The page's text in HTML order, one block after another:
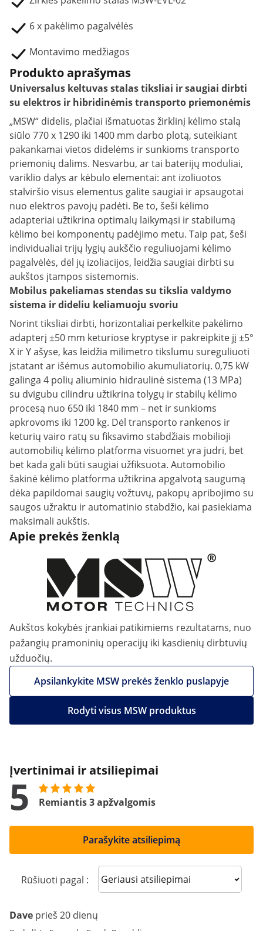
6 x pakėlimo pagalvėlės
Montavimo medžiagos
Produkto aprašymas
Universalus keltuvas stalas tiksliai ir saugiai dirbti
su elektros ir hibridinėmis transporto priemonėmis
„MSW“ didelis, plačiai išmatuotas žirklinį kėlimo stalą
siūlo 770 x 1290 iki 1400 mm darbo plotą, suteikiant
pakankamai vietos didelėms ir sunkioms transporto
priemonių dalims. Nesvarbu, ar tai baterijų moduliai,
variklio dalys ar kėbulo elementai: ant izoliuotos
stalviršio visus elementus galite saugiai ir apsaugotai
nuo elektros pavojų padėti. Be to, šeši kėlimo
adapteriai užtikrina optimalų laikymąsi ir stabilumą
kėlimo bei komponentų padėjimo metu. Taip pat, šeši
individualiai trijų lygių aukščio reguliuojami kėlimo
pagalvėlės, dėl jų izoliacijos, leidžia saugiai dirbti su
aukštos įtampos sistemomis.
Mobilus pakeliamas stendas su tikslia valdymo
sistema ir dideliu keliamuoju svoriu
Norint tiksliai dirbti, horizontaliai perkelkite pakėlimo
adapterį ±50 mm keturiose kryptyse ir pakreipkite jį ±5°
X ir Y ašyse, kas leidžia milimetro tikslumu sureguliuoti
įstatant ar išėmus automobilio akumuliatorių. 0,75 kW
galinga 4 polių aliuminio hidraulinė sistema (13 MPa)
su dvigubu cilindru užtikrina tolygų ir stabilų kėlimo
procesą nuo 650 iki 1840 mm – net ir sunkioms
apkrovoms iki 1200 kg. Dėl transporto rankenos ir
keturių vairo ratų su fiksavimo stabdžiais mobilioji
automobilių kėlimo platforma visuomet yra judri, bet
bet kada gali būti saugiai užfiksuota. Automobilio
šakinė kėlimo platforma užtikrina apgalvotą saugumą
dėka papildomai saugių vožtuvų, pakopų apribojimo su
saugos užraktu ir automatinio stabdžio, kai pasiekiama
maksimali aukštis.
Apie prekės ženklą
Aukštos kokybės įrankiai patikimiems rezultatams, nuo
pažangių pramoninių operacijų iki kasdienių dirbtuvių
užduočių.
Apsilankykite MSW prekės ženklo puslapyje
Rodyti visus MSW produktus
Įvertinimai ir atsiliepimai
5 Remiantis 3 apžvalgomis
Parašykite atsiliepimą
Rūšiuoti pagal : Sort reviews
Dave prieš 20 dienų